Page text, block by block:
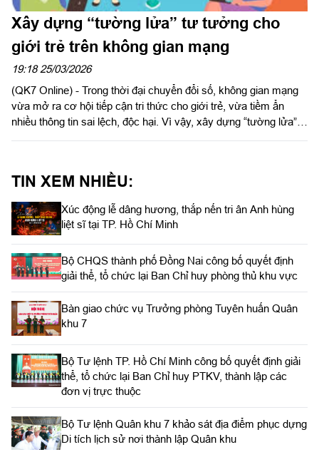
Xây dựng “tường lửa” tư tưởng cho
giới trẻ trên không gian mạng
19:18 25/03/2026
(QK7 Online) - Trong thời đại chuyển đổi số, không gian mạng
vừa mở ra cơ hội tiếp cận tri thức cho giới trẻ, vừa tiềm ẩn
nhiều thông tin sai lệch, độc hại. Vì vậy, xây dựng “tường lửa”
TIN XEM NHIỀU:
Xúc động lễ dâng hương, thắp nến tri ân Anh hùng
liệt sĩ tại TP. Hồ Chí Minh
Bộ CHQS thành phố Đồng Nai công bố quyết định
giải thể, tổ chức lại Ban Chỉ huy phòng thủ khu vực
Bàn giao chức vụ Trưởng phòng Tuyên huấn Quân
khu 7
Bộ Tư lệnh TP. Hồ Chí Minh công bố quyết định giải
thể, tổ chức lại Ban Chỉ huy PTKV, thành lập các
đơn vị trực thuộc
Bộ Tư lệnh Quân khu 7 khảo sát địa điểm phục dựng
Di tích lịch sử nơi thành lập Quân khu